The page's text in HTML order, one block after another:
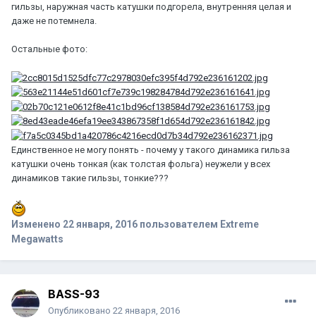
гильзы, наружная часть катушки подгорела, внутренняя целая и
даже не потемнела.
Остальные фото:
Единственное не могу понять - почему у такого динамика гильза
катушки очень тонкая (как толстая фольга) неужели у всех
динамиков такие гильзы, тонкие???
Изменено 22 января, 2016 пользователем Extreme
Megawatts
BASS-93
Опубликовано 22 января, 2016